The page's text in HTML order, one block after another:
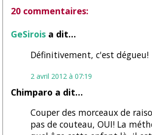
20 commentaires:
GeSiroisa dit…
Définitivement, c'est dégueu!
2 avril 2012 à 07:19
Chimparo a dit…
Couper des morceaux de
pas de couteau, OUI! La